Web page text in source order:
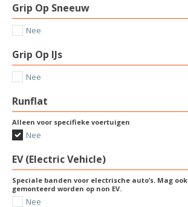
Grip Op Sneeuw
Nee
Grip Op IJs
Nee
Runflat
Alleen voor specifieke voertuigen
Nee
EV (Electric Vehicle)
Speciale banden voor electrische auto’s. Mag ook
gemonteerd worden op non EV.
Nee